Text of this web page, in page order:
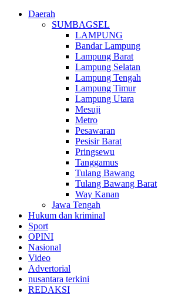
Daerah
SUMBAGSEL
LAMPUNG
Bandar Lampung
Lampung Barat
Lampung Selatan
Lampung Tengah
Lampung Timur
Lampung Utara
Mesuji
Metro
Pesawaran
Pesisir Barat
Pringsewu
Tanggamus
Tulang Bawang
Tulang Bawang Barat
Way Kanan
Jawa Tengah
Hukum dan kriminal
Sport
OPINI
Nasional
Video
Advertorial
nusantara terkini
REDAKSI